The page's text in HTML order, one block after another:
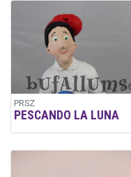
PRSZ
PESCANDO LA LUNA